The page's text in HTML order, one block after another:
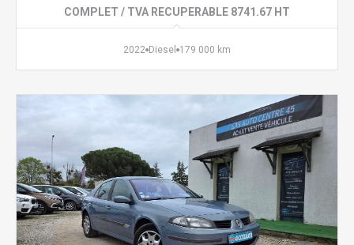
COMPLET / TVA RECUPERABLE 8741.67 HT
2022 Diesel 179 000 km